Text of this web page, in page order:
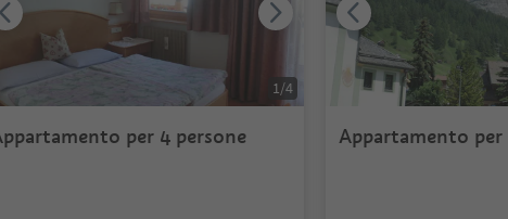
per 4 persone
1/4
Appartamento per